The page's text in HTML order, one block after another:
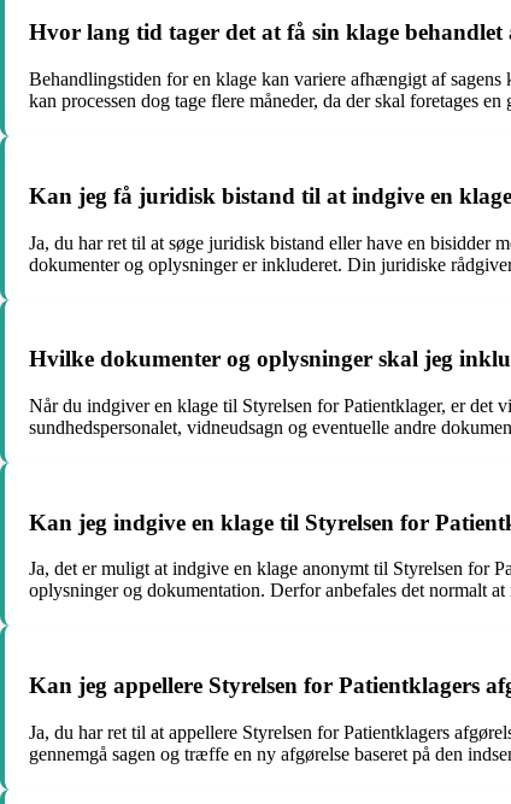
Hvor lang tid tager det at få sin klage
Behandlingstiden for en klage kan variere afhængigt af
kan processen dog tage flere måneder, da der skal foretages
Kan jeg få juridisk bistand til at indgive en
Ja, du har ret til at søge juridisk bistand eller have en bisidder
dokumenter og oplysninger er inkluderet. Din juridiske
Hvilke dokumenter og oplysninger skal jeg
Når du indgiver en klage til Styrelsen for Patientklager, er det
sundhedspersonalet, vidneudsagn og eventuelle andre
Kan jeg indgive en klage til Styrelsen for
Ja, det er muligt at indgive en klage anonymt til Styrelsen for
oplysninger og dokumentation. Derfor anbefales det normalt
Kan jeg appellere Styrelsen for Patientklagers
Ja, du har ret til at appellere Styrelsen for Patientklagers
gennemgå sagen og træffe en ny afgørelse baseret på den